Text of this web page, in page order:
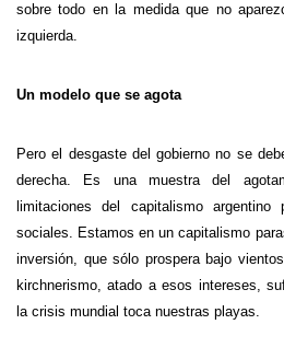
sobre todo en la medida que no
izquierda.
Un modelo que se agota
Pero el desgaste del gobierno no se
derecha. Es una muestra del
limitaciones del capitalismo argentino
sociales. Estamos en un capitalismo
inversión, que sólo prospera bajo
kirchnerismo, atado a esos intereses,
la crisis mundial toca nuestras playas.